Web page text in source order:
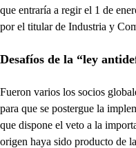
que entraría a regir el 1 de
por el titular de Industria y
Desafíos de la “ley
Fueron varios los socios
para que se postergue la
que dispone el veto a la
origen haya sido producto de